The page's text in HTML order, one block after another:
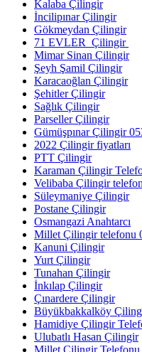
Kalaba Çilingir
İncilipınar Çilingir
Gökmeydan Çilingir
71 EVLER Çilingir
Mimar Sinan Çilingir
Şeyh Şamil Çilingir
Karacaoğlan Çilingir
Şehitler Çilingir
Sağlık Çilingir
Parseller Çilingir
Gümüşpınar Çilingir
2022 Çilingir fiyatları
PTT Çilingir
Karaman Çilingir
Velibaba Çilingir
Süleymaniye Çilingir
Postane Çilingir
Osmangazi Anahtarcı
Millet Çilingir telefonu
Kanuni Çilingir
Yurt Çilingir
Tunahan Çilingir
İnkılap Çilingir
Çınardere Çilingir
Büyükbakkalköy
Hamidiye Çilingir
Ulubatlı Hasan Çilingir